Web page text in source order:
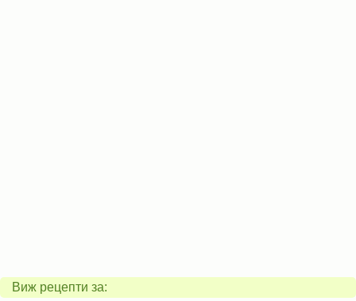
Виж рецепти за: